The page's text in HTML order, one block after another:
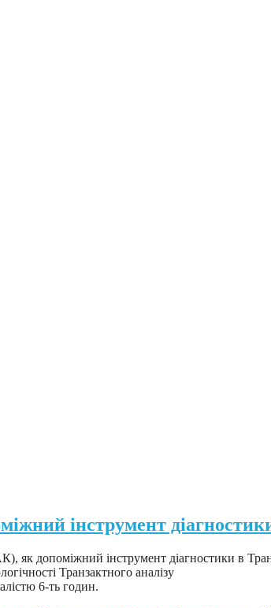
інструмент
інструмент діагностики в
Транзактного аналізу
6-ть годин.